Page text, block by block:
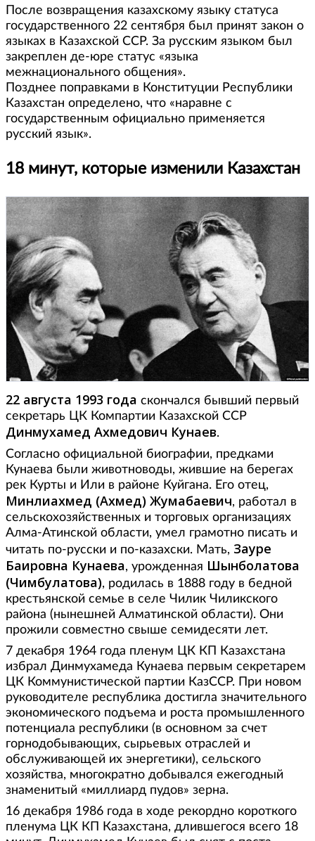
После возвращения казахскому языку статуса
государственного 22 сентября был принят закон о
языках в Казахской ССР. За русским языком был
закреплен де-юре статус «языка
межнационального общения».
Позднее поправками в Конституции Республики
Казахстан определено, что «наравне с
государственным официально применяется
русский язык».
18 минут, которые изменили Казахстан
22 августа 1993 года скончался бывший первый
секретарь ЦК Компартии Казахской ССР
Динмухамед Ахмедович Кунаев.
Согласно официальной биографии, предками
Кунаева были животноводы, жившие на берегах
рек Курты и Или в районе Куйгана. Его отец,
Минлиахмед (Ахмед) Жумабаевич, работал в
сельскохозяйственных и торговых организациях
Алма-Атинской области, умел грамотно писать и
читать по-русски и по-казахски. Мать, Зауре
Баировна Кунаева, урожденная Шынболатова
(Чимбулатова), родилась в 1888 году в бедной
крестьянской семье в селе Чилик Чиликского
района (нынешней Алматинской области). Они
прожили совместно свыше семидесяти лет.
7 декабря 1964 года пленум ЦК КП Казахстана
избрал Динмухамеда Кунаева первым секретарем
ЦК Коммунистической партии КазССР. При новом
руководителе республика достигла значительного
экономического подъема и роста промышленного
потенциала республики (в основном за счет
горнодобывающих, сырьевых отраслей и
обслуживающей их энергетики), сельского
хозяйства, многократно добывался ежегодный
знаменитый «миллиард пудов» зерна.
16 декабря 1986 года в ходе рекордно короткого
пленума ЦК КП Казахстана, длившегося всего 18